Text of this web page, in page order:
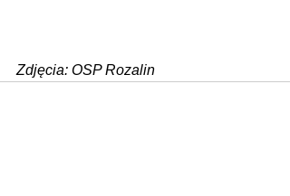
Zdjęcia: OSP Rozalin